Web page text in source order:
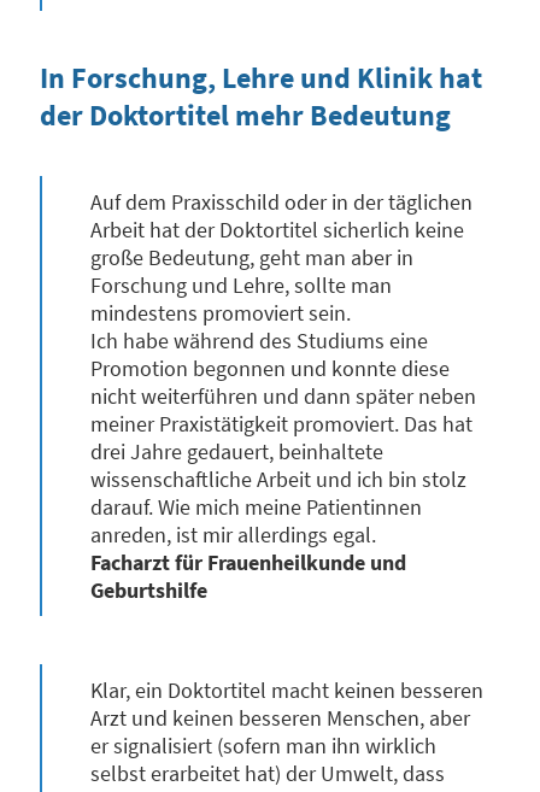
In Forschung, Lehre und Klinik hat
der Doktortitel mehr Bedeutung
Auf dem Praxisschild oder in der täglichen
Arbeit hat der Doktortitel sicherlich keine
große Bedeutung, geht man aber in
Forschung und Lehre, sollte man
mindestens promoviert sein.
Ich habe während des Studiums eine
Promotion begonnen und konnte diese
nicht weiterführen und dann später neben
meiner Praxistätigkeit promoviert. Das hat
drei Jahre gedauert, beinhaltete
wissenschaftliche Arbeit und ich bin stolz
darauf. Wie mich meine Patientinnen
anreden, ist mir allerdings egal.
Facharzt für Frauenheilkunde und
Geburtshilfe
Klar, ein Doktortitel macht keinen besseren
Arzt und keinen besseren Menschen, aber
er signalisiert (sofern man ihn wirklich
selbst erarbeitet hat) der Umwelt, dass